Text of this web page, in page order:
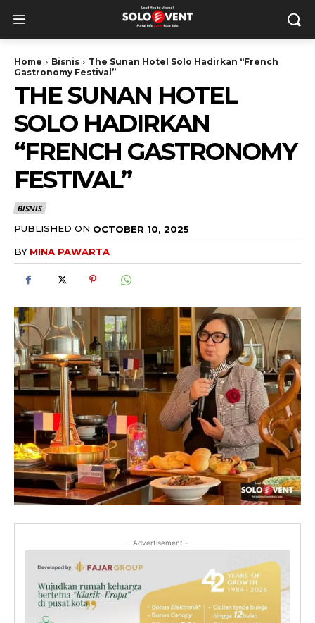
Home Bisnis
The Sunan Hotel Solo Hadirkan “French
Gastronomy Festival”
THE SUNAN HOTEL
SOLO HADIRKAN
“FRENCH GASTRONOMY
FESTIVAL”
BISNIS
PUBLISHED ON OCTOBER 10, 2025
BY MINA PAWARTA
- Advertisement -